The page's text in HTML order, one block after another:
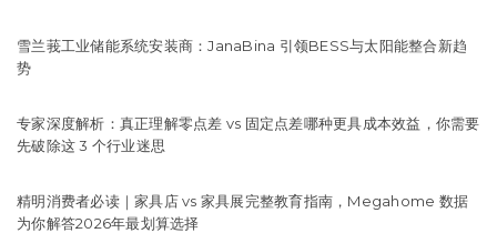
雪兰莪工业储能系统安装商：JanaBina 引领BESS与太阳能整合新趋
势
专家深度解析：真正理解零点差 vs 固定点差哪种更具成本效益，你需要
先破除这 3 个行业迷思
精明消费者必读｜家具店 vs 家具展完整教育指南，Megahome 数据
为你解答2026年最划算选择